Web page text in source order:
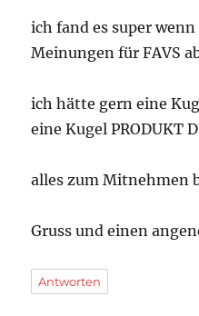
ich fand es super
Meinungen für FAVS
ich hätte gern eine
eine Kugel PRODUKT
alles zum Mitnehmen
Gruss und einen
Antworten